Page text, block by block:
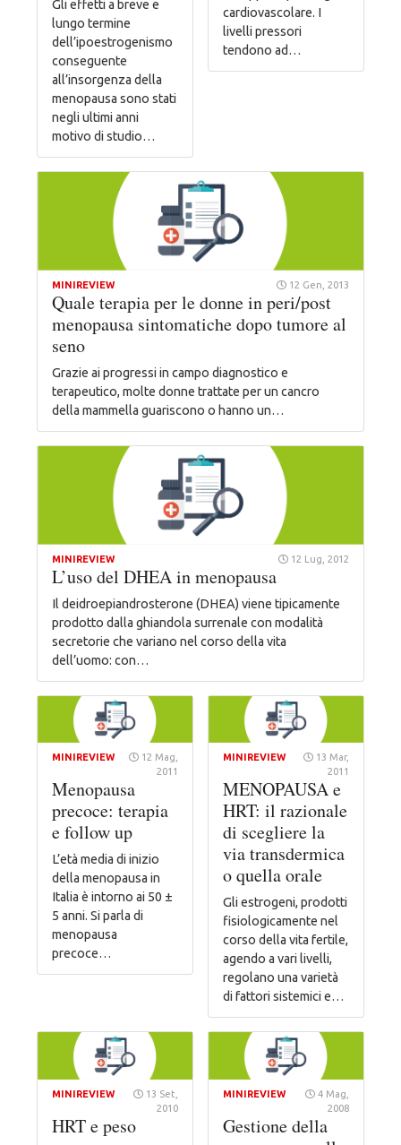
Gli effetti a breve e
lungo termine
dell’ipoestrogenismo
conseguente
all’insorgenza della
menopausa sono stati
negli ultimi anni
motivo di studio…
cardiovascolare. I
livelli pressori
tendono ad…
MINIREVIEW 12 Gen, 2013
Quale terapia per le donne in peri/post
menopausa sintomatiche dopo tumore al
seno
Grazie ai progressi in campo diagnostico e
terapeutico, molte donne trattate per un cancro
della mammella guariscono o hanno un…
MINIREVIEW 12 Lug, 2012
L’uso del DHEA in menopausa
Il deidroepiandrosterone (DHEA) viene tipicamente
prodotto dalla ghiandola surrenale con modalità
secretorie che variano nel corso della vita
dell’uomo: con…
MINIREVIEW
12 Mag,
2011
Menopausa
precoce: terapia
e follow up
L’età media di inizio
della menopausa in
Italia è intorno ai 50 ±
5 anni. Si parla di
menopausa
precoce…
MINIREVIEW
13 Mar,
2011
MENOPAUSA e
HRT: il razionale
di scegliere la
via transdermica
o quella orale
Gli estrogeni, prodotti
fisiologicamente nel
corso della vita fertile,
agendo a vari livelli,
regolano una varietà
di fattori sistemici e…
MINIREVIEW
13 Set,
2010
HRT e peso
MINIREVIEW
4 Mag,
2008
Gestione della